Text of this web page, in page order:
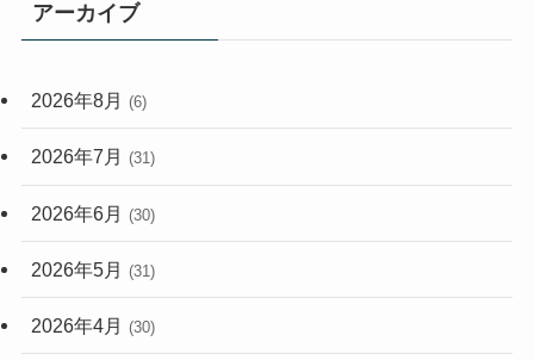
(33)
(248)
アーカイブ
2026年8月 (6)
2026年7月 (31)
2026年6月 (30)
2026年5月 (31)
2026年4月 (30)